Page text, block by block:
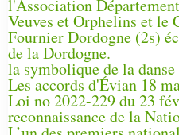
l'Association
Veuves et Orphelins et le
Fournier Dordogne (2s)
de la Dordogne.
la symbolique de la
Les accords d'Évian 18
Loi no 2022-229 du 23
reconnaissance de la